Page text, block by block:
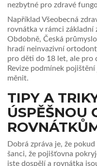
nezbytné pro zdravé
Například Všeobecná
rovnátka v rámci
Obdobně, Česká
hradí neinvazivní
pro děti do 18 let, ale pro
Revize podmínek
měnit.
TIPY A
ÚSPĚŠNOU
Dobrá zpráva je, že
šanci, že pojišťovna
jste dospělí a rovnátka